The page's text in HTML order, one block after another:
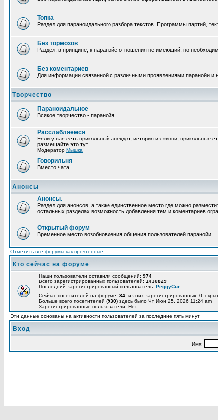
Топка
Раздел для параноидального разбора текстов. Программы партий,
Без тормозов
Раздел, в принципе, к паранойе отношения не имеющий, но
Без коментариев
Для информации связанной с различными проявлениями паранойи и
Творчество
Параноидальное
Всякое творчество - паранойя.
Расслабляемся
Если у вас есть прикольный анекдот, история из жизни, прикольные
размещайте это тут.
Модератор Мышка
Говорильня
Вместо чата.
Анонсы
Анонсы.
Раздел для анонсов, а также единственное место где можно
остальных разделах возможность добавления тем и коментариев
Открытый форум
Временное место возобновления общения пользователей паранойи.
Отметить все форумы как прочтённые
Кто сейчас на форуме
Наши пользователи оставили сообщений: 974
Всего зарегистрированных пользователей: 1430829
Последний зарегистрированный пользователь: PeggyCur
Сейчас посетителей на форуме: 34 , из них зарегистрированных: 0,
Больше всего посетителей (930) здесь было Чт Июн 25, 2026 11:24 am
Зарегистрированные пользователи: Нет
Эти данные основаны на активности пользователей за последние пять минут
Вход
Имя: